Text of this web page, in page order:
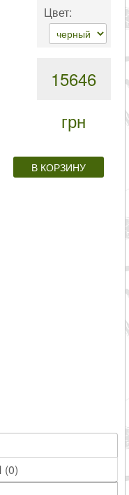
Цвет:
15646
грн